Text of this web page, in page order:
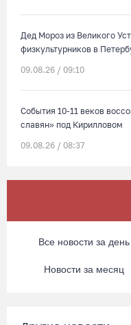
Дед Мороз из Великого
физкультурников в
09.08.26 / 09:10
События 10-11 веков
славян» под Кирилловом
09.08.26 / 08:37
09.08.26 / 07:40
В Вологодской области
Ольги Фокиной
Все новости за день
Новости за месяц